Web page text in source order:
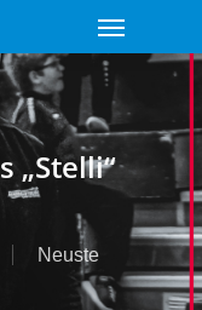
Menu
„Stelli“
Neuste